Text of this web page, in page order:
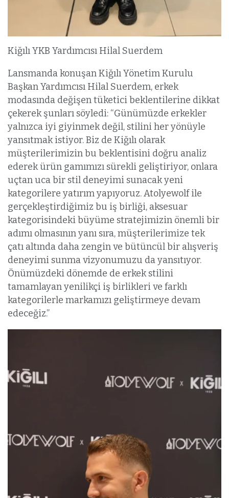
Kiğılı YKB Yardımcısı Hilal Suerdem
Lansmanda konuşan Kiğılı Yönetim Kurulu
Başkan Yardımcısı Hilal Suerdem, erkek
modasında değişen tüketici beklentilerine dikkat
çekerek şunları söyledi: “Günümüzde erkekler
yalnızca iyi giyinmek değil, stilini her yönüyle
yansıtmak istiyor. Biz de Kiğılı olarak
müşterilerimizin bu beklentisini doğru analiz
ederek ürün gamımızı sürekli geliştiriyor, onlara
uçtan uca bir stil deneyimi sunacak yeni
kategorilere yatırım yapıyoruz. Atolyewolf ile
gerçekleştirdiğimiz bu iş birliği, aksesuar
kategorisindeki büyüme stratejimizin önemli bir
adımı olmasının yanı sıra, müşterilerimize tek
çatı altında daha zengin ve bütüncül bir alışveriş
deneyimi sunma vizyonumuzu da yansıtıyor.
Önümüzdeki dönemde de erkek stilini
tamamlayan yenilikçi iş birlikleri ve farklı
kategorilerle markamızı geliştirmeye devam
edeceğiz.”